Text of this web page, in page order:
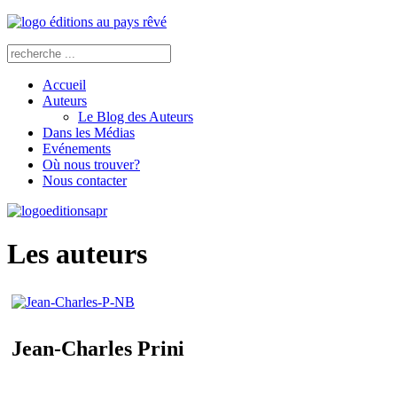
Accueil
Auteurs
Le Blog des Auteurs
Dans les Médias
Evénements
Où nous trouver?
Nous contacter
Les auteurs
Jean-Charles Prini